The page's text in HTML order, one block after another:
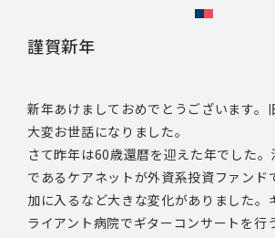
謹賀新年
新年あけましておめでとうございます。
大変お世話になりました。
さて昨年は60歳還暦を迎えた年でした
であるケアネットが外資系投資ファンド
加に入るなど大きな変化がありました。
ライアント病院でギターコンサートを行